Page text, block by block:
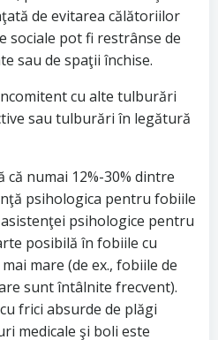
de evitarea călătoriilor
sociale pot fi restrânse de
sau de spaţii închise.
cu alte tulburări
sau tulburări în legătură
că numai 12%-30% dintre
psihologica pentru fobiile
psihologice pentru
posibilă în fobiile cu
mare (de ex., fobiile de
sunt întâlnite frecvent).
frici absurde de plăgi
medicale şi boli este